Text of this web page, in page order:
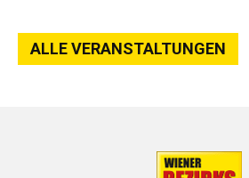
ALLE VERANSTALTUNGEN